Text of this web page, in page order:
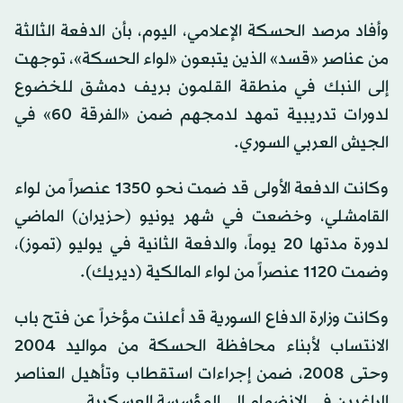
وأفاد مرصد الحسكة الإعلامي، اليوم، بأن الدفعة الثالثة
من عناصر «قسد» الذين يتبعون «لواء الحسكة»، توجهت
إلى النبك في منطقة القلمون بريف دمشق للخضوع
لدورات تدريبية تمهد لدمجهم ضمن «الفرقة 60» في
الجيش العربي السوري.
وكانت الدفعة الأولى قد ضمت نحو 1350 عنصراً من لواء
القامشلي، وخضعت في شهر يونيو (حزيران) الماضي
لدورة مدتها 20 يوماً، والدفعة الثانية في يوليو (تموز)،
وضمت 1120 عنصراً من لواء المالكية (ديريك).
وكانت وزارة الدفاع السورية قد أعلنت مؤخراً عن فتح باب
الانتساب لأبناء محافظة الحسكة من مواليد 2004
وحتى 2008، ضمن إجراءات استقطاب وتأهيل العناصر